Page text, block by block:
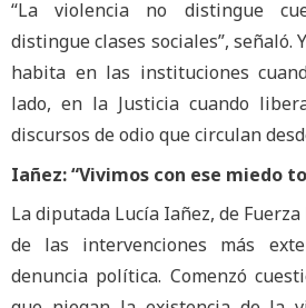
“La violencia no distingue
distingue clases sociales”, señaló.
habita en las instituciones
lado, en la Justicia cuando
discursos de odio que circulan
Iañez: “Vivimos con ese miedo
La diputada Lucía Iañez, de
de las intervenciones más
denuncia política. Comenzó